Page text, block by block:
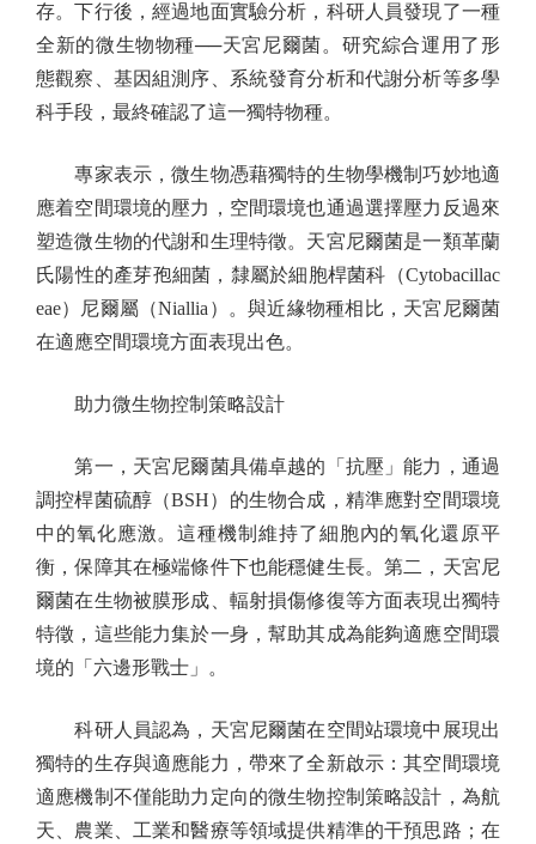
存。下行後，經過地面實驗分析，科研人員發現了一種
全新的微生物物種──天宮尼爾菌。研究綜合運用了形
態觀察、基因組測序、系統發育分析和代謝分析等多學
科手段，最終確認了這一獨特物種。
專家表示，微生物憑藉獨特的生物學機制巧妙地適
應着空間環境的壓力，空間環境也通過選擇壓力反過來
塑造微生物的代謝和生理特徵。天宮尼爾菌是一類革蘭
氏陽性的產芽孢細菌，隸屬於細胞桿菌科（Cytobacillac
eae）尼爾屬（Niallia）。與近緣物種相比，天宮尼爾菌
在適應空間環境方面表現出色。
助力微生物控制策略設計
第一，天宮尼爾菌具備卓越的「抗壓」能力，通過
調控桿菌硫醇（BSH）的生物合成，精準應對空間環境
中的氧化應激。這種機制維持了細胞內的氧化還原平
衡，保障其在極端條件下也能穩健生長。第二，天宮尼
爾菌在生物被膜形成、輻射損傷修復等方面表現出獨特
特徵，這些能力集於一身，幫助其成為能夠適應空間環
境的「六邊形戰士」。
科研人員認為，天宮尼爾菌在空間站環境中展現出
獨特的生存與適應能力，帶來了全新啟示：其空間環境
適應機制不僅能助力定向的微生物控制策略設計，為航
天、農業、工業和醫療等領域提供精準的干預思路；在